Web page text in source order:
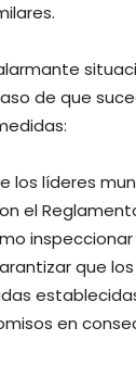
de que
los líderes
el
que
en